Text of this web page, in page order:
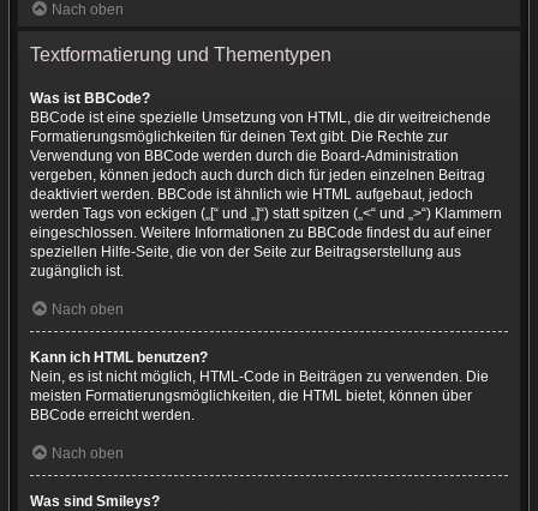
Nach oben
Textformatierung und Thementypen
Was ist BBCode?
BBCode ist eine spezielle Umsetzung von HTML, die dir weitreichende
Formatierungsmöglichkeiten für deinen Text gibt. Die Rechte zur
Verwendung von BBCode werden durch die Board-Administration
vergeben, können jedoch auch durch dich für jeden einzelnen Beitrag
deaktiviert werden. BBCode ist ähnlich wie HTML aufgebaut, jedoch
werden Tags von eckigen („[“ und „]“) statt spitzen („<“ und „>“) Klammern
eingeschlossen. Weitere Informationen zu BBCode findest du auf einer
speziellen Hilfe-Seite, die von der Seite zur Beitragserstellung aus
zugänglich ist.
Nach oben
Kann ich HTML benutzen?
Nein, es ist nicht möglich, HTML-Code in Beiträgen zu verwenden. Die
meisten Formatierungsmöglichkeiten, die HTML bietet, können über
BBCode erreicht werden.
Nach oben
Was sind Smileys?